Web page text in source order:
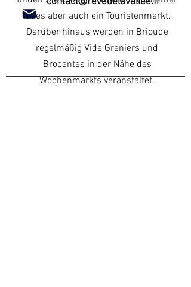
ist es aber auch ein Touristenmarkt.
Darüber hinaus werden in Brioude
regelmäßig Vide Greniers und
Brocantes in der Nähe des
Wochenmarkts veranstaltet.